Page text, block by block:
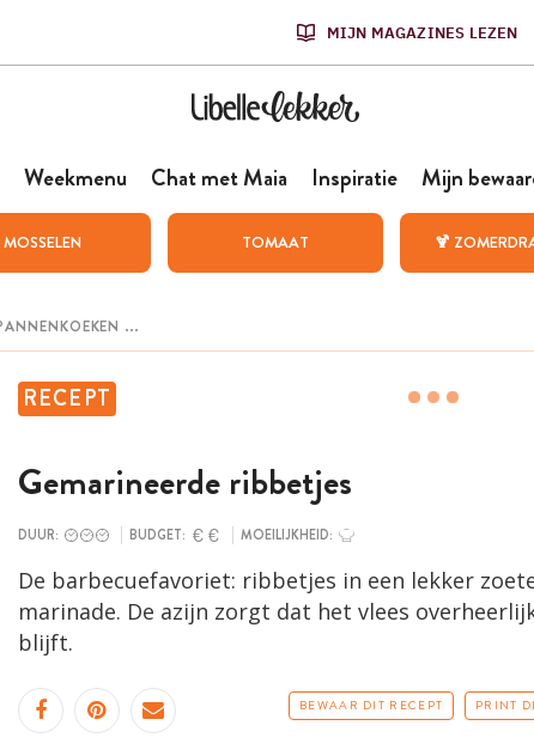
MIJN MAGAZINES LEZEN
Weekmenu Chat met Maia Inspiratie Mijn
MOSSELEN TOMAAT 🍹
RECEPT
Gemarineerde ribbetjes
DUUR: BUDGET: MOEILIJKHEID:
De barbecuefavoriet: ribbetjes in een lekker
marinade. De azijn zorgt dat het vlees
blijft.
BEWAAR DIT RECEPT PRINT